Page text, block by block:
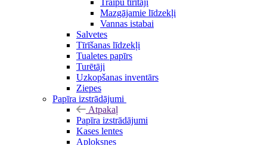
Traipu tīrītāji
Mazgājamie līdzekļi
Vannas istabai
Salvetes
Tīrīšanas līdzekļi
Tualetes papīrs
Turētāji
Uzkopšanas inventārs
Ziepes
Papīra izstrādājumi
Atpakaļ
Papīra izstrādājumi
Kases lentes
Aploksnes